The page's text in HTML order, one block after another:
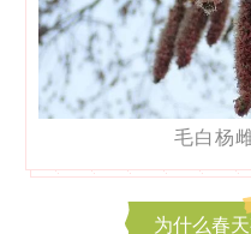
毛白杨
为什么春